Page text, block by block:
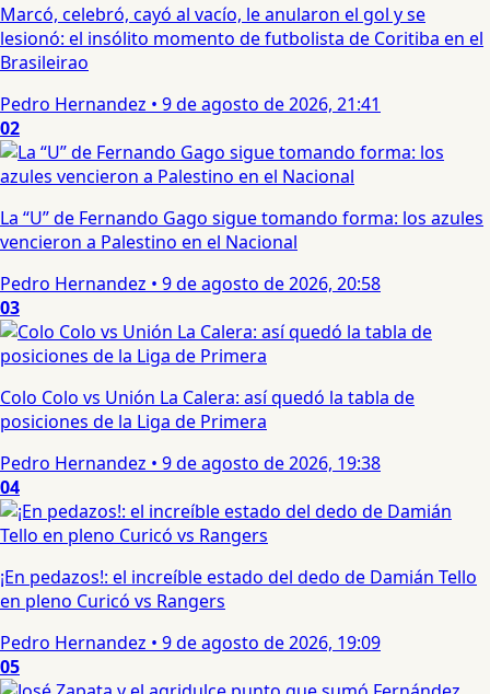
Marcó, celebró, cayó al vacío, le anularon el gol y se
lesionó: el insólito momento de futbolista de Coritiba en el
Brasileirao
Pedro Hernandez • 9 de agosto de 2026, 21:41
02
La “U” de Fernando Gago sigue tomando forma: los azules
vencieron a Palestino en el Nacional
Pedro Hernandez • 9 de agosto de 2026, 20:58
03
Colo Colo vs Unión La Calera: así quedó la tabla de
posiciones de la Liga de Primera
Pedro Hernandez • 9 de agosto de 2026, 19:38
04
¡En pedazos!: el increíble estado del dedo de Damián Tello
en pleno Curicó vs Rangers
Pedro Hernandez • 9 de agosto de 2026, 19:09
05